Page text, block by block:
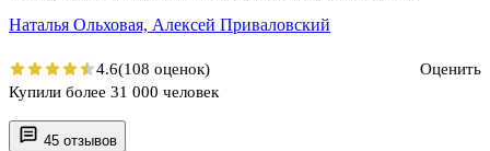
45 отзывов
Наталья Ольховая, Алексей Приваловский
4.6(108 оценок)
Оценить
Купили более 31 000 человек